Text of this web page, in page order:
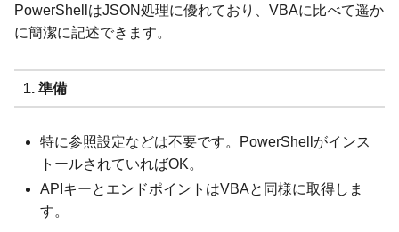
PowerShellはJSON処理に優れており、VBAに比べて遥か
に簡潔に記述できます。
1. 準備
特に参照設定などは不要です。PowerShellがインス
トールされていればOK。
APIキーとエンドポイントはVBAと同様に取得しま
す。